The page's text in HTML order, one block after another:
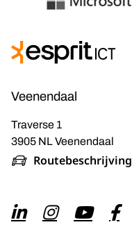
Veenendaal
Traverse 1
3905 NL Veenendaal
Routebeschrijving